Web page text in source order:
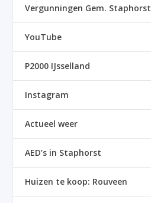
Vergunningen Gem. Staphorst
YouTube
P2000 IJsselland
Instagram
Actueel weer
AED’s in Staphorst
Huizen te koop: Rouveen